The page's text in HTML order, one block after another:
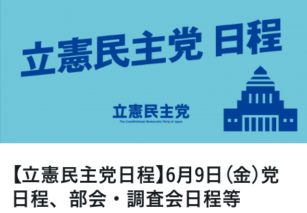
【立憲民主党日程】6月9日（金）党
日程、部会・調査会日程等